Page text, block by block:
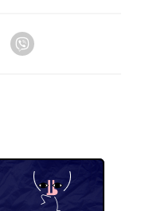
Telegram